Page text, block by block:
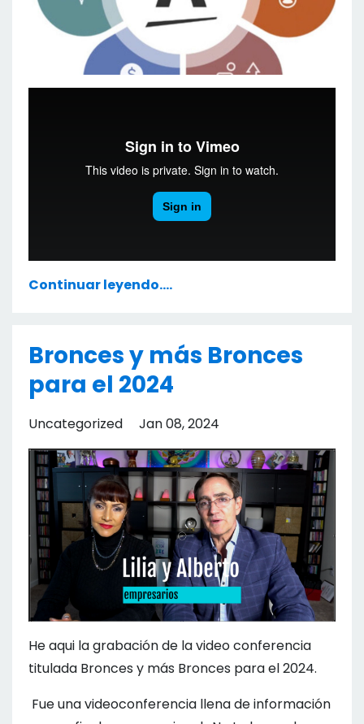
Continuar leyendo....
Bronces y más Bronces
para el 2024
Uncategorized Jan 08, 2024
He aqui la grabación de la video conferencia
titulada Bronces y más Bronces para el 2024.
Fue una videoconferencia llena de información